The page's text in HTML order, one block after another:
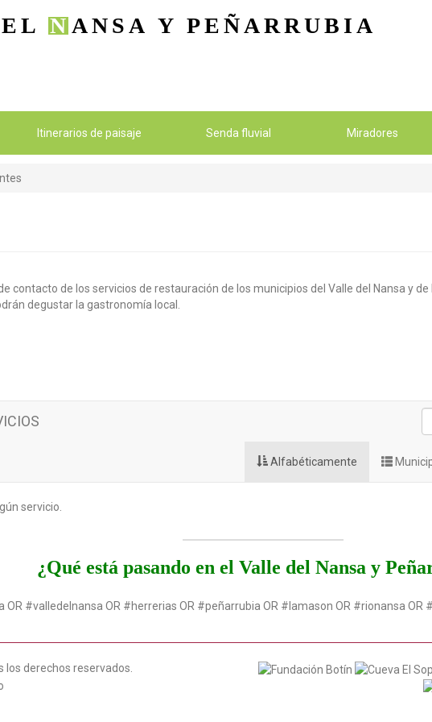
NANSA Y PEÑARRUBIA
Itinerarios de paisaje Senda fluvial Miradores
contacto de los servicios de restauración de los municipios del Valle del Nansa y
degustar la gastronomía local.
Alfabéticamente
servicio.
¿Qué está pasando en el Valle del Nansa y
#valledelnansa OR #herrerias OR #peñarrubia OR #lamason OR #rionansa OR
derechos reservados.